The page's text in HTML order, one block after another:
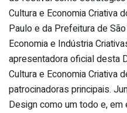
Cultura e Economia Criativa
Paulo e da Prefeitura de
Economia e Indústria
apresentadora oficial desta
Cultura e Economia Criativa
patrocinadoras principais.
Design como um todo e, em